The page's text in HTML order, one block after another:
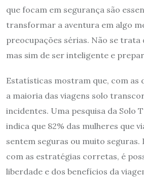
que focam em segurança são
transformar a aventura em algo
preocupações sérias. Não se trata
mas sim de ser inteligente e
Estatísticas mostram que, com as
a maioria das viagens solo
incidentes. Uma pesquisa da Solo
indica que 82% das mulheres que
sentem seguras ou muito seguras.
com as estratégias corretas, é
liberdade e dos benefícios da